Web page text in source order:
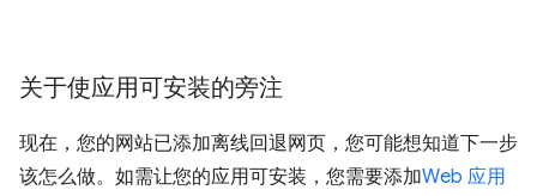
关于使应用可安装的旁注
现在，您的网站已添加离线回退网页，您可能想知道下一步
该怎么做。如需让您的应用可安装，您需要添加Web 应用